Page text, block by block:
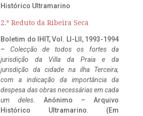
Histórico Ultramarino
2.º Reduto da Ribeira Seca
Boletim do IHIT, Vol. LI-LII, 1993-1994
– Colecção de todos os fortes da
jurisdição da Villa da Praia e da
jurisdição da cidade na ilha Terceira,
com a indicação da importância da
despesa das obras necessárias em cada
um deles. Anónimo – Arquivo
Histórico Ultramarino. (Em